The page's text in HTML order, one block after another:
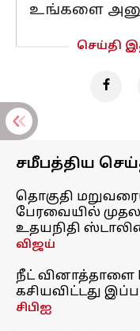
உங்களை
செய்தி
சமீபத்திய
தொகுதி
பேரவையில்
உதயநிதி
விஜய்
நீட் வினாத்தாளை
கசியவிட்டது
சிபிஐ